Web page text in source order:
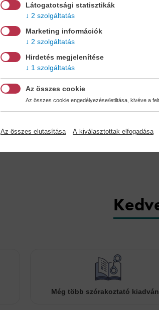
Adatok
Kötésmód:
keménytábla
Még több szórakoztató
Látogatotsági statisztikák
2 szolgáltatás
Marketing információk
2 szolgáltatás
Hirdetés megjelenítése
1 szolgáltatás
Az összes cookie
Az összes cookie engedélyezése/letiltása, kivéve a
Az összes elutasítása A kiválasztottak elfogadása